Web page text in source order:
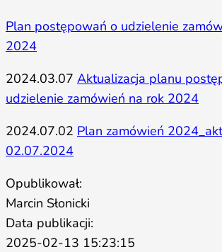
Plan postępowań o udzielenie
2024
2024.03.07 Aktualizacja planu
udzielenie zamówień na rok 2024
2024.07.02 Plan zamówień
02.07.2024
Opublikował:
Marcin Słonicki
Data publikacji:
2025-02-13 15:23:15